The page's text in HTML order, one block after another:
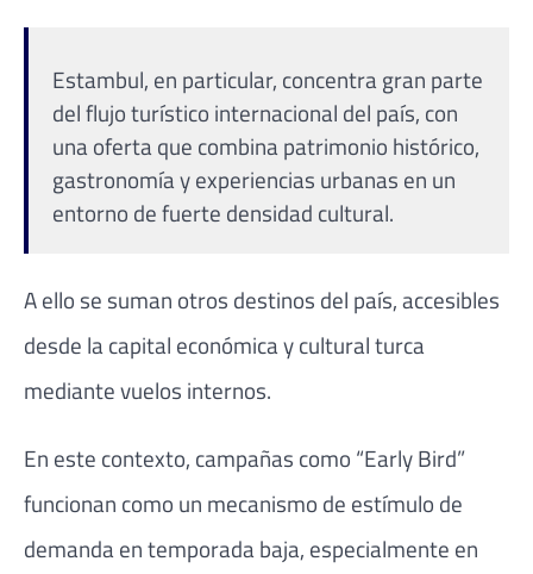
Estambul, en particular, concentra gran parte
del flujo turístico internacional del país, con
una oferta que combina patrimonio histórico,
gastronomía y experiencias urbanas en un
entorno de fuerte densidad cultural.
A ello se suman otros destinos del país, accesibles
desde la capital económica y cultural turca
mediante vuelos internos.
En este contexto, campañas como “Early Bird”
funcionan como un mecanismo de estímulo de
demanda en temporada baja, especialmente en